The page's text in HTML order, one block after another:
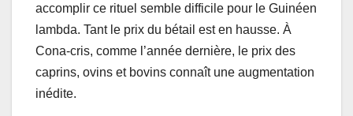
accomplir ce rituel semble difficile pour le Guinéen
lambda. Tant le prix du bétail est en hausse. À
Cona-cris, comme l’année dernière, le prix des
caprins, ovins et bovins connaît une augmentation
inédite.